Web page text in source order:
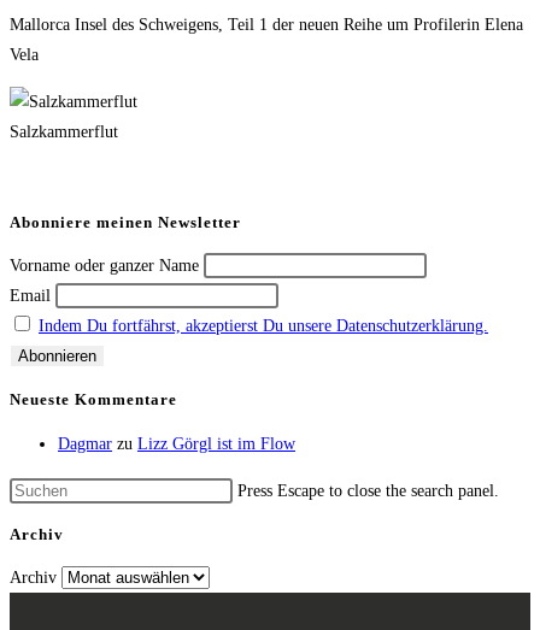
Mallorca Insel des Schweigens, Teil 1 der neuen Reihe um Profilerin Elena
Vela
Salzkammerflut
Abonniere meinen Newsletter
Vorname oder ganzer Name
Email
Indem Du fortfährst, akzeptierst Du unsere Datenschutzerklärung.
Neueste Kommentare
Dagmar zu Lizz Görgl ist im Flow
Press Escape to close the search panel.
Archiv
Archiv